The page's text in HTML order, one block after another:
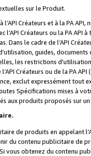
sur le Produit.
Créateurs et à la PA
l’API Créateurs ou la PA
Dans le cadre de l’API
guides,
les restrictions
Créateurs ou de la PA
exclut expressément tout
Spécifications mises à
aux produits proposés sur
de produits en appelant
du contenu publicitaire de
vous obtenez du contenu